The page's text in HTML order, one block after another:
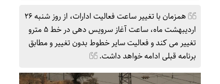
همزمان با تغییر ساعت فعالیت ادارات، از روز شنبه ۲۶
اردیبهشت ماه، ساعت آغاز سرویس دهی در خط ۵ مترو
تغییر می کند و فعالیت سایر خطوط بدون تغییر و مطابق
برنامه قبلی ادامه خواهد داشت.